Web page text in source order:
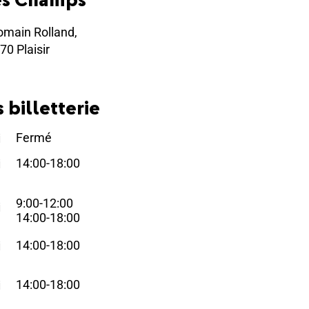
Rolland,
Plaisir
billetterie
Fermé
14:00-18:00
9:00-12:00
14:00-18:00
14:00-18:00
14:00-18:00